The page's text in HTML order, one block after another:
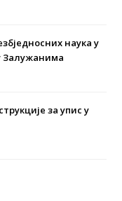
наука у
Залужанима
за упис у